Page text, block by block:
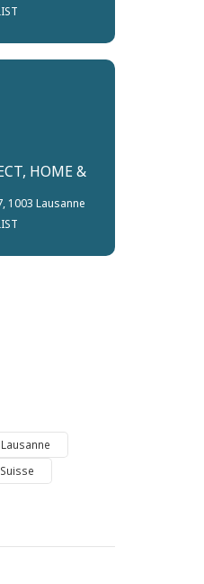
HOME &
1003 Lausanne
Lausanne
Suisse